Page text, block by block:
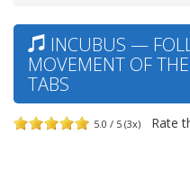
INCUBUS —
MOVEMENT OF
TABS
5.0 / 5 (3x) Rate